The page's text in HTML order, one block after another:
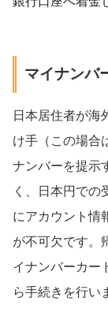
マイナンバ
日本居住者が海
け手（この場合
ナンバーを提示
く、日本円での
にアカウント情
が不可欠です。
イナンバーカー
ら手続きを行い